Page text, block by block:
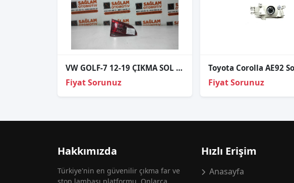
VW GOLF-7 12-19 ÇIKMA SOL BAGAJ STOP OEM; 045242
Fiyat Sorunuz Fiyat Sorunuz
Hakkımızda
Türkiye'nin en güvenilir çıkma far ve
Hızlı Erişim
Anasayfa